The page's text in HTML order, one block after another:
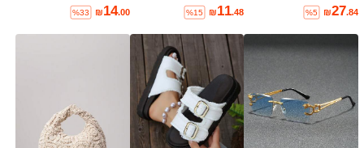
₪27.84
%5
₪11.48
%15
₪14.00
%33